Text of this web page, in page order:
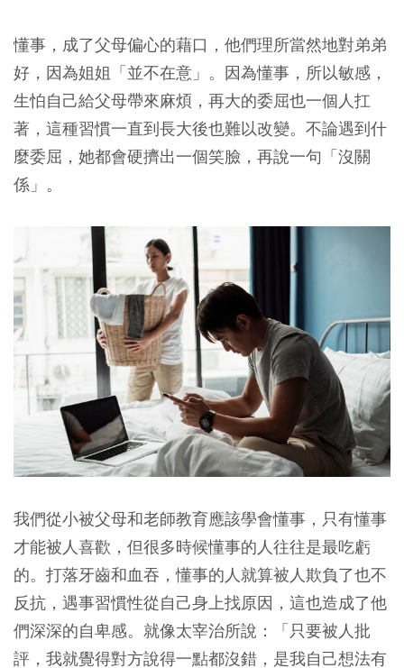
懂事，成了父母偏心的藉口，他們理所當然地對弟弟
好，因為姐姐「並不在意」。因為懂事，所以敏感，
生怕自己給父母帶來麻煩，再大的委屈也一個人扛
著，這種習慣一直到長大後也難以改變。不論遇到什
麼委屈，她都會硬擠出一個笑臉，再說一句「沒關
係」。
我們從小被父母和老師教育應該學會懂事，只有懂事
才能被人喜歡，但很多時候懂事的人往往是最吃虧
的。打落牙齒和血吞，懂事的人就算被人欺負了也不
反抗，遇事習慣性從自己身上找原因，這也造成了他
們深深的自卑感。就像太宰治所說：「只要被人批
評，我就覺得對方說得一點都沒錯，是我自己想法有